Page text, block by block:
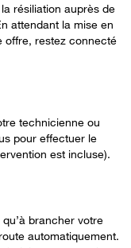
résiliation auprès de
attendant la mise en
offre, restez connecté
technicienne ou
pour effectuer le
est incluse).
brancher votre
automatiquement.